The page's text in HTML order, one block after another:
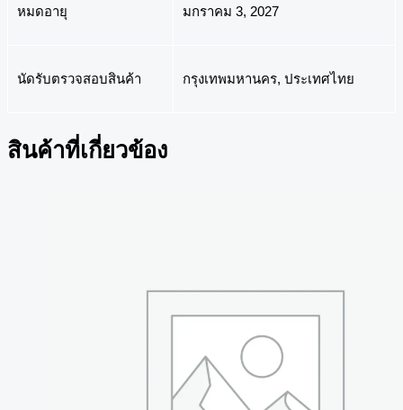
หมดอายุ มกราคม 3, 2027
นัดรับตรวจสอบสินค้า กรุงเทพมหานคร, ประเทศไทย
สินค้าที่เกี่ยวข้อง